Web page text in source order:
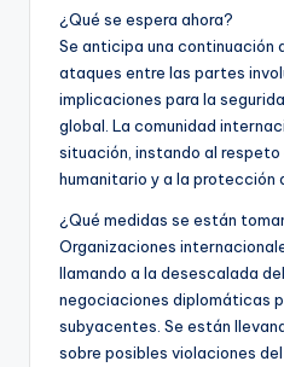
¿Qué se espera ahora?
Se anticipa una continuación
ataques entre las partes
implicaciones para la
global. La comunidad
situación, instando al
humanitario y a la protección
¿Qué medidas se están
Organizaciones
llamando a la desescalada
negociaciones diplomáticas
subyacentes. Se están
sobre posibles violaciones